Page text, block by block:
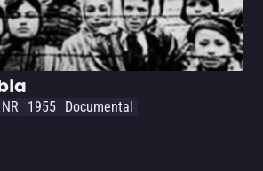
renunciar a todo lo que ama, a
guerra.
NR 1955 Documental